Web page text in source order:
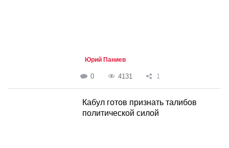
Юрий Паниев
0 4131 1
Кабул готов признать талибов
политической силой